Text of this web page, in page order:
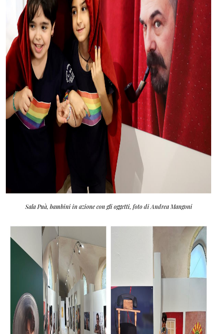
Sala Puà, bambini in azione con gli oggetti, foto di Andrea Mangoni